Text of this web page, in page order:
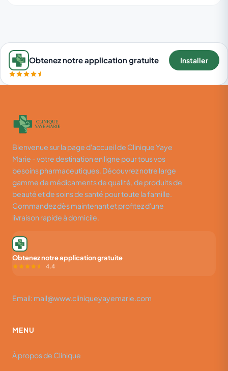
Obtenez notre application gratuite Installer
Bienvenue sur la page d'accueil de Clinique Yaye
Marie - votre destination en ligne pour tous vos
besoins pharmaceutiques. Découvrez notre large
gamme de médicaments de qualité, de produits de
beauté et de soins de santé pour toute la famille.
Commandez dès maintenant et profitez d'une
livraison rapide à domicile.
Obtenez notre application gratuite
4.4
Email: mail@www.cliniqueyayemarie.com
MENU
À propos de Clinique